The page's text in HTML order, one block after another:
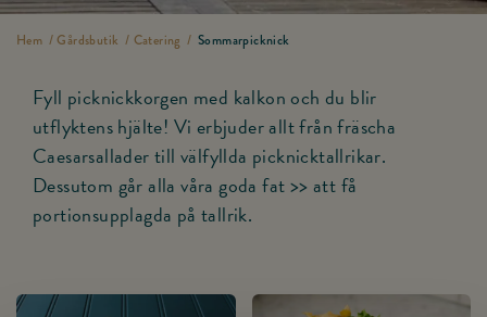
Hem /Gårdsbutik / Catering / Sommarpicknick
Fyll picknickkorgen med kalkon och du blir
utflyktens hjälte! Vi erbjuder allt från fräscha
Caesarsallader till välfyllda picknicktallrikar.
Dessutom går allavåra goda fat >>att få
portionsupplagda på tallrik.